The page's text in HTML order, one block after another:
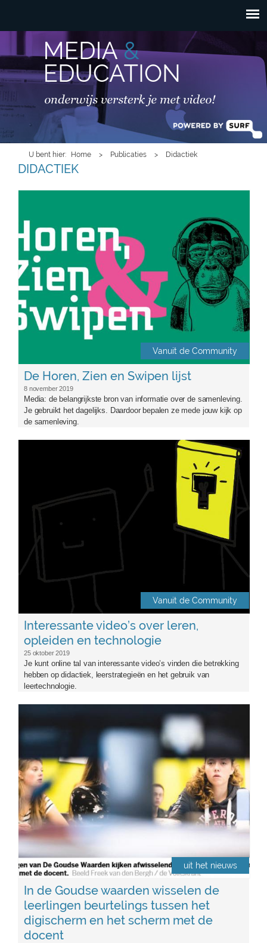
inhoud gaan
HOOFDMENU
U bent hier Home > Publicaties > Didactiek
DIDACTIEK
Vanuit de Community
De Horen, Zien en Swipen lijst
8 november 2019
Media: de belangrijkste bron van informatie over de samenleving.
Je gebruikt het dagelijks. Daardoor bepalen ze mede jouw kijk op
de samenleving.
Vanuit de Community
Interessante video’s over leren,
opleiden en technologie
25 oktober 2019
Je kunt online tal van interessante video’s vinden die betrekking
hebben op didactiek, leerstrategieën en het gebruik van
leertechnologie.
de_goudse_waarden.jpg
uit het nieuws
In de Goudse waarden wisselen de
leerlingen beurtelings tussen het
digischerm en het scherm met de
docent